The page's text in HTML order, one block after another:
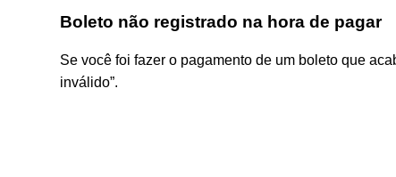
Boleto não registrado na hora de pagar
Se você foi fazer o pagamento de um boleto que
inválido”.